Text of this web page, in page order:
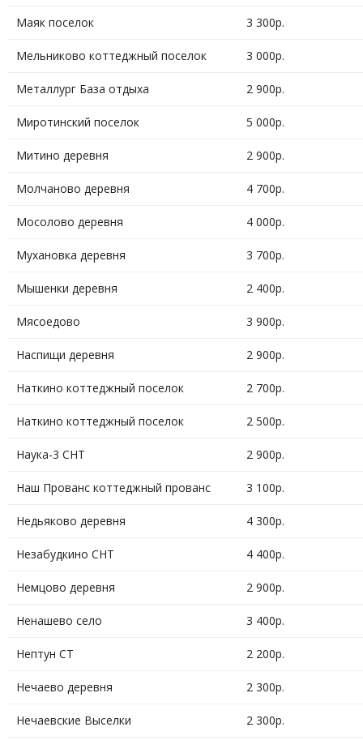
Маяк поселок 3 300р.
Мельниково коттеджный поселок 3 000р.
Металлург База отдыха 2 900р.
Миротинский поселок 5 000р.
Митино деревня 2 900р.
Молчаново деревня 4 700р.
Мосолово деревня 4 000р.
Мухановка деревня 3 700р.
Мышенки деревня 2 400р.
Мясоедово 3 900р.
Наспищи деревня 2 900р.
Наткино коттеджный поселок 2 700р.
Наткино коттеджный поселок 2 500р.
Наука-3 СНТ 2 900р.
Наш Прованс коттеджный прованс 3 100р.
Недьяково деревня 4 300р.
Незабудкино СНТ 4 400р.
Немцово деревня 2 900р.
Ненашево село 3 400р.
Нептун СТ 2 200р.
Нечаево деревня 2 300р.
Нечаевские Выселки 2 300р.